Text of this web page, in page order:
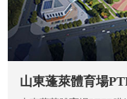
山東蓬萊體育場